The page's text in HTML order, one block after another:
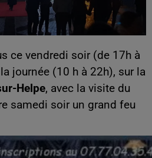
ce vendredi soir (de 17h à
journée (10 h à 22h), sur la
Helpe, avec la visite du
samedi soir un grand feu